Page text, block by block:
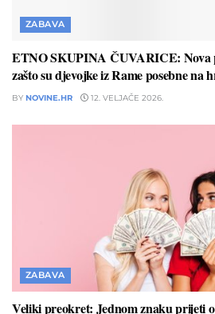
ZABAVA
ETNO SKUPINA ČUVARICE: Nova
zašto su djevojke iz Rame posebne na
BY NOVINE.HR 12. VELJAČE 2026.
ZABAVA
Veliki preokret: Jednom znaku prijeti